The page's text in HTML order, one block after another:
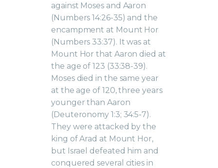
against Moses and Aaron
(Numbers 14:26-35) and the
encampment at Mount Hor
(Numbers 33:37). It was at
Mount Hor that Aaron died at
the age of 123 (33:38-39).
Moses died in the same year
at the age of 120, three years
younger than Aaron
(Deuteronomy 1:3; 34:5-7).
They were attacked by the
king of Arad at Mount Hor,
but Israel defeated him and
conquered several cities in